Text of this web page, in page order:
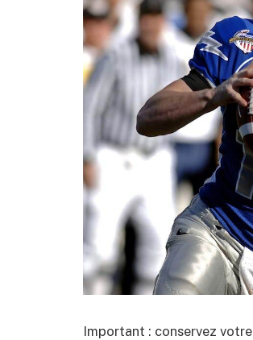
Important : conservez votre